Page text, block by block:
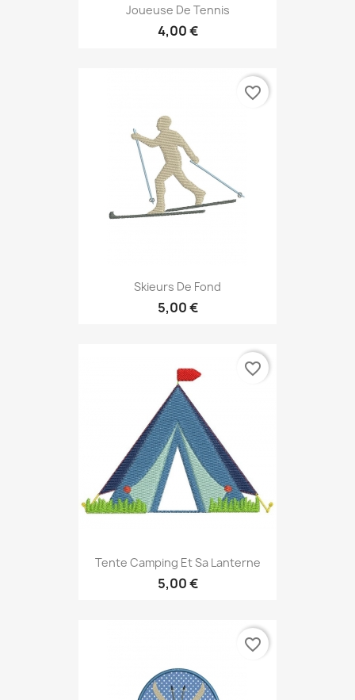
Joueuse De Tennis
4,00 €
Skieurs De Fond
5,00 €
favorite_border
Tente Camping Et Sa Lanterne
5,00 €
favorite_border
favorite_border